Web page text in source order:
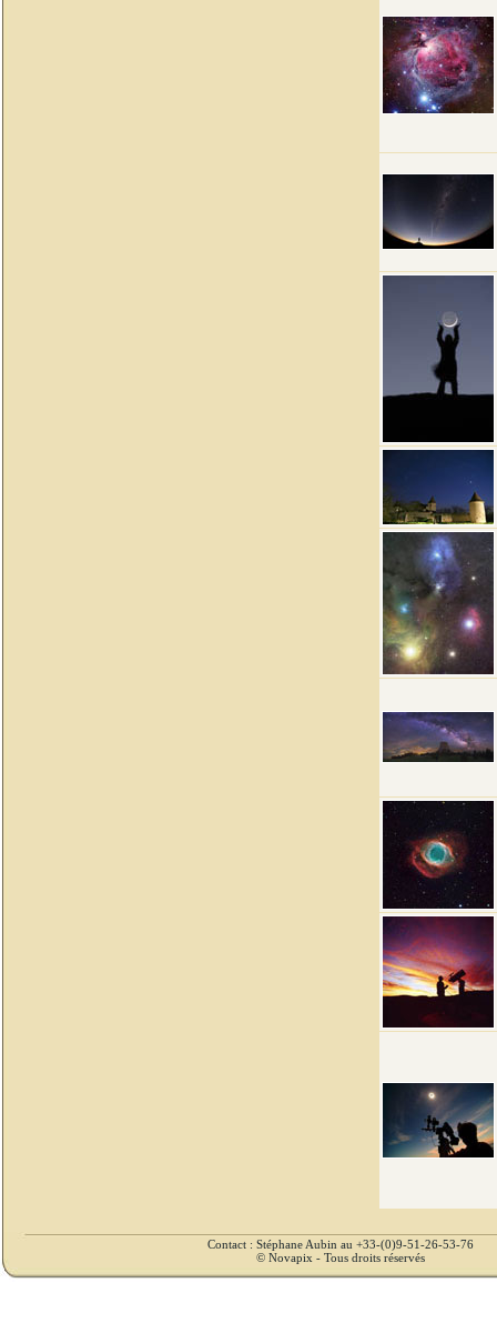
Contact : Stéphane Aubin au +33-(0)9-51-26-53-76
© Novapix - Tous droits réservés